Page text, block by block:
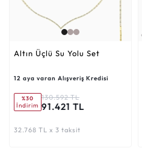
Altın Üçlü Su Yolu Set
12 aya varan Alışveriş Kredisi
%30
İndirim
130.592 TL
91.421 TL
32.768 TL x 3 taksit